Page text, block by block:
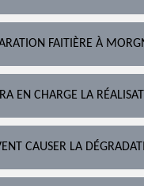
FAITIÈRE À
EN CHARGE LA
CAUSER LA